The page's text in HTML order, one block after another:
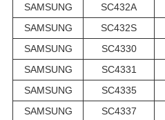
SAMSUNG
SC432A
SAMSUNG
SC432S
SAMSUNG
SC4330
SAMSUNG
SC4331
SAMSUNG
SC4335
SAMSUNG
SC4337